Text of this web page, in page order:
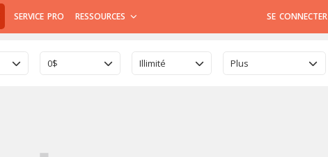
SERVICE PRO RESSOURCES SE CONNECTER
0$ Illimité Plus